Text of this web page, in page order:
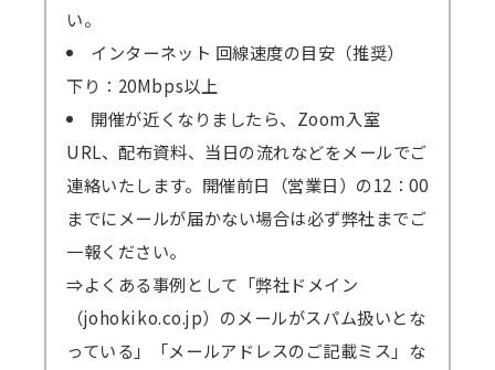
い。
インターネット 回線速度の目安（推奨）
下り：20Mbps以上
開催が近くなりましたら、Zoom入室
URL、配布資料、当日の流れなどをメールでご
連絡いたします。開催前日（営業日）の12：00
までにメールが届かない場合は必ず弊社までご
一報ください。
⇒よくある事例として「弊社ドメイン
（johokiko.co.jp）のメールがスパム扱いとな
っている」「メールアドレスのご記載ミス」な